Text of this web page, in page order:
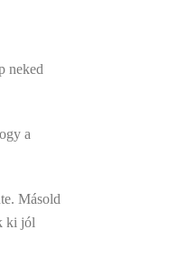
neked
a
Másold
ki jól